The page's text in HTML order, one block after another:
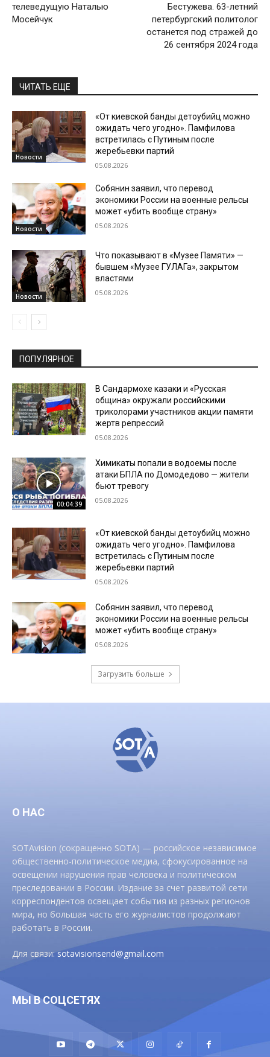
телеведущую Наталью
Мосейчук
Бестужева. 63-летний
петербургский политолог
останется под стражей до
26 сентября 2024 года
ЧИТАТЬ ЕЩЕ
Новости
«От киевской банды детоубийц можно
ожидать чего угодно». Памфилова
встретилась с Путиным после
жеребьевки партий
05.08.2026
Новости
Собянин заявил, что перевод
экономики России на военные рельсы
может «убить вообще страну»
05.08.2026
Новости
Что показывают в «Музее Памяти» —
бывшем «Музее ГУЛАГа», закрытом
властями
05.08.2026
ПОПУЛЯРНОЕ
В Сандармохе казаки и «Русская
община» окружали российскими
триколорами участников акции памяти
жертв репрессий
05.08.2026
00:04:39
Химикаты попали в водоемы после
атаки БПЛА по Домодедово — жители
бьют тревогу
05.08.2026
«От киевской банды детоубийц можно
ожидать чего угодно». Памфилова
встретилась с Путиным после
жеребьевки партий
05.08.2026
Собянин заявил, что перевод
экономики России на военные рельсы
может «убить вообще страну»
05.08.2026
Загрузить больше
О НАС
SOTAvision (сокращенно SOTA) — российское независимое
общественно-политическое медиа, сфокусированное на
освещении нарушения прав человека и политическом
преследовании в России. Издание за счет развитой сети
корреспондентов освещает события из разных регионов
мира, но большая часть его журналистов продолжают
работать в России.
Для связи:sotavisionsend@gmail.com
МЫ В СОЦСЕТЯХ